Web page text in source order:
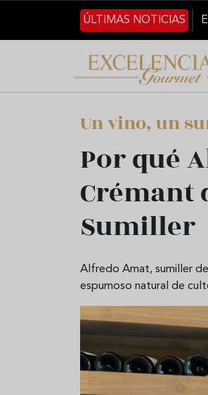
Pasar al contenido
ÚLTIMAS NOTICIAS
Un vino, un
Por qué
Crémant
Sumiller
Alfredo Amat, sumiller de
espumoso natural de
Aceitunas: el aperitivo
del verano